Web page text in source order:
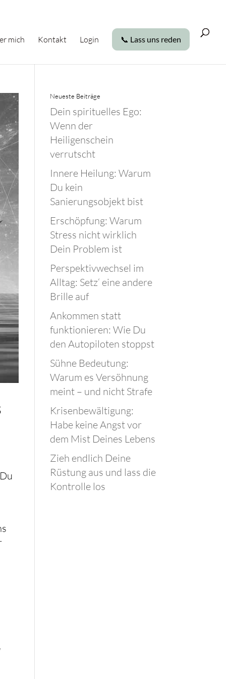
mich Kontakt Login 📞 Lass uns reden
Neueste Beiträge
Dein spirituelles Ego:
Wenn der
Heiligenschein
verrutscht
Innere Heilung: Warum
Du kein
Sanierungsobjekt bist
Erschöpfung: Warum
Stress nicht wirklich
Dein Problem ist
Perspektivwechsel im
Alltag: Setz‘ eine andere
Brille auf
Ankommen statt
funktionieren: Wie Du
den Autopiloten stoppst
Sühne Bedeutung:
Warum es Versöhnung
meint – und nicht Strafe
Krisenbewältigung:
Habe keine Angst vor
dem Mist Deines Lebens
Zieh endlich Deine
Rüstung aus und lass die
Kontrolle los